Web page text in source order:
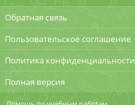
Обратная связь
Пользовательское соглашение
Политика конфиденциальности
Полная версия